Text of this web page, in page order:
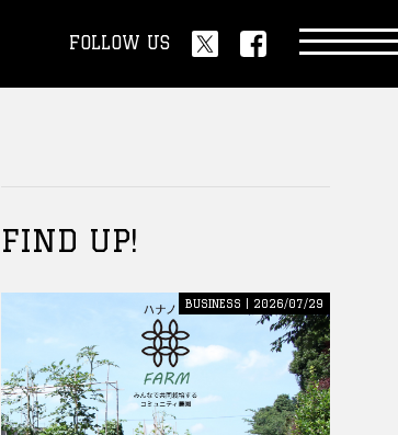
FOLLOW US
FIND UP!
BUSINESS | 2026/07/29